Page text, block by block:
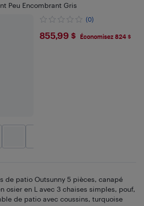
Peu Encombrant Gris
(0)
$855.99
855,99 $ Économisez 824 $
de patio Outsunny 5 pièces, canapé
osier en L avec 3 chaises simples, pouf,
de patio avec coussins, turquoise